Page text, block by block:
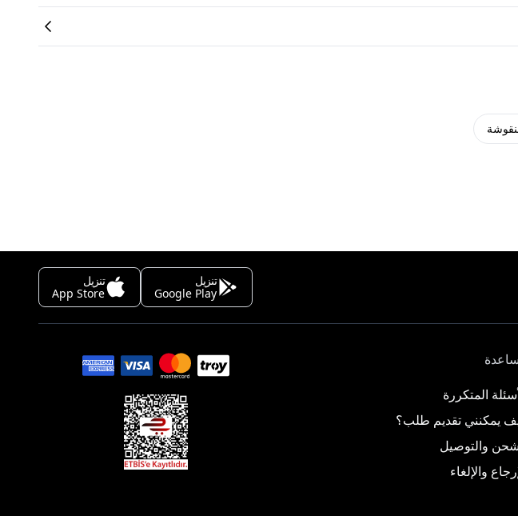
تنزيل
Google Play
تنزيل
App Store
المتكررة
يمكنني تقديم طلب؟
والتوصيل
والإلغاء